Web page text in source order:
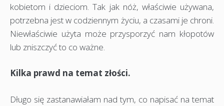
kobietom i dzieciom. Tak jak nóż, właściwie używana,
potrzebna jest w codziennym życiu, a czasami je chroni.
Niewłaściwie użyta może przysporzyć nam kłopotów
lub zniszczyć to co ważne.
Kilka prawd na temat złości.
Długo się zastanawiałam nad tym, co napisać na temat